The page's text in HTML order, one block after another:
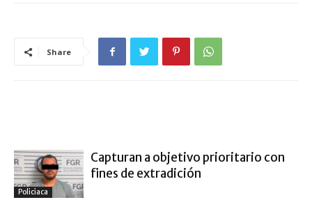
Share
Policiaca
Capturan a objetivo prioritario con
fines de extradición